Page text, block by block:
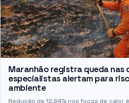
Maranhão registra queda nas
especialistas alertam para
ambiente
Redução de 12,64% nos focos de calor